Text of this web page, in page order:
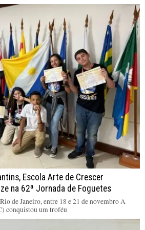
Escola Arte de Crescer
na 62ª Jornada de Foguetes
de Janeiro, entre 18 e 21 de novembro A
conquistou um troféu